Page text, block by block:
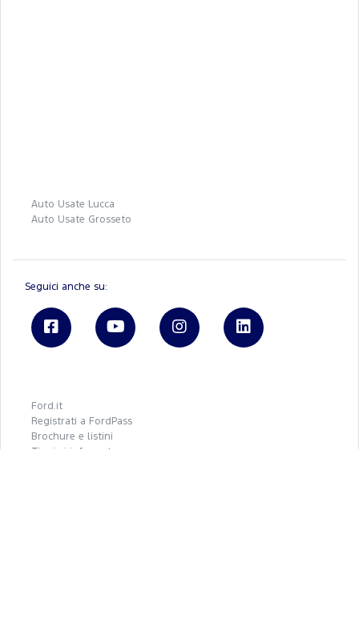
Auto Usate Lucca
Auto Usate Grosseto
Seguici anche su:
Ford.it
Registrati a FordPass
Brochure e listini
Tienimi informato